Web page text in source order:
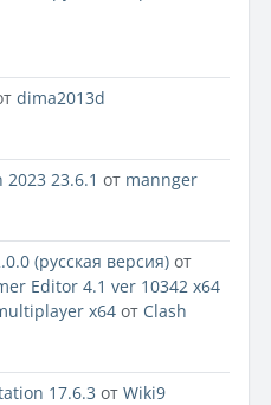
dima2013d
23.6.1 от mannger
(русская версия) от
Editor 4.1 ver 10342 x64
x64 от Clash
17.6.3 от Wiki9